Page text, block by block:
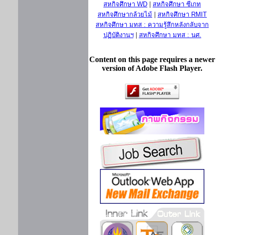
สหกิจศึกษา WD
สหกิจศึกษา ซีเกท
สหกิจศึกษากล้วยไม้
สหกิจศึกษา RMIT
สหกิจศึกษา มทส : ความรู้สึกหลังกลับจาก
ปฏิบัติงานฯ| สหกิจศึกษา มทส : นศ.
Content on this page requires a newer
version of Adobe Flash Player.